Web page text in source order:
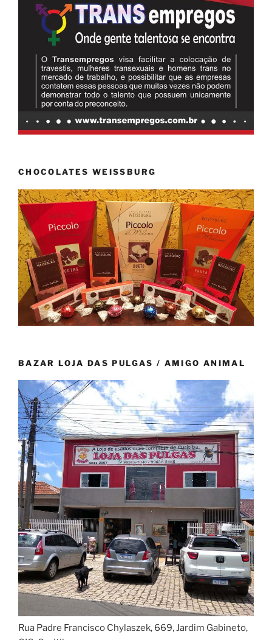
CHOCOLATES WEISSBURG
BAZAR LOJA DAS PULGAS / AMIGO ANIMAL
Rua Padre Francisco Chylaszek, 669, Jardim Gabineto,